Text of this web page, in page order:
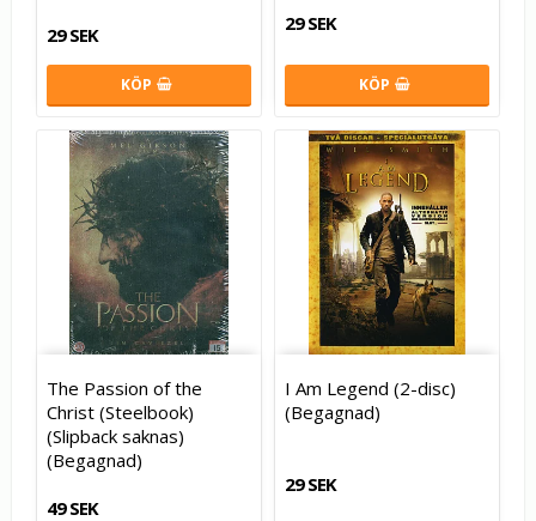
29 SEK
KÖP
29 SEK
KÖP
The Passion of the
Christ (Steelbook)
(Slipback saknas)
(Begagnad)
49 SEK
I Am Legend (2-disc)
(Begagnad)
29 SEK